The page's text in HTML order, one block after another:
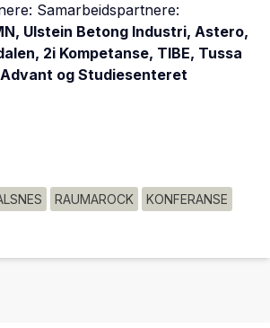
Samarbeidspartnere:
Ulstein Betong Industri, Astero,
2i Kompetanse, TIBE, Tussa
Advant og Studiesenteret
RAUMAROCK KONFERANSE